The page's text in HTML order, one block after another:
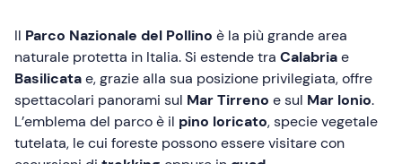
Il Parco Nazionale del Pollino è la più grande area
naturale protetta in Italia. Si estende tra Calabriae
Basilicatae, grazie alla sua posizione privilegiata, offre
spettacolari panorami sul Mar Tirreno e sul Mar Ionio.
L’emblema del parco è il pino loricato, specie vegetale
tutelata, le cui foreste possono essere visitare con